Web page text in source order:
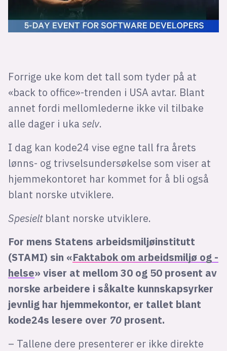
Forrige uke kom det tall som tyder på at
«back to office»-trenden i USA avtar. Blant
annet fordi mellomlederne ikke vil tilbake
alle dager i uka selv.
I dag kan kode24 vise egne tall fra årets
lønns- og trivselsundersøkelse som viser at
hjemmekontoret har kommet for å bli også
blant norske utviklere.
Spesielt blant norske utviklere.
For mens Statens arbeidsmiljøinstitutt
(STAMI) sin «Faktabok om arbeidsmiljø og -
helse» viser at mellom 30 og 50 prosent av
norske arbeidere i såkalte kunnskapsyrker
jevnlig har hjemmekontor, er tallet blant
kode24s lesere over 70 prosent.
– Tallene dere presenterer er ikke direkte